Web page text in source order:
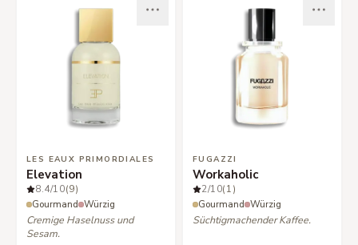
LES EAUX PRIMORDIALES
Elevation
8.4/10(9)
Gourmand Würzig
Cremige Haselnuss und
Sesam.
FUGAZZI
Workaholic
2/10(1)
Gourmand Würzig
Süchtigmachender Kaffee.